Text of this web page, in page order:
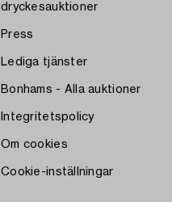
dryckesauktioner
Press
Lediga tjänster
Bonhams - Alla auktioner
Integritetspolicy
Om cookies
Cookie-inställningar